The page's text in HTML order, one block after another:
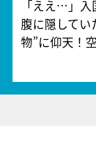
「ええ…」
腹に隠してい
物”に仰天！